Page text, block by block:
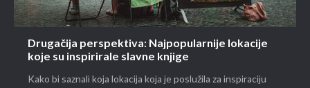
Drugačija perspektiva: Najpopularnije lokacije
koje su inspirirale slavne knjige
Kako bi saznali koja lokacija koja je poslužila za inspiraciju